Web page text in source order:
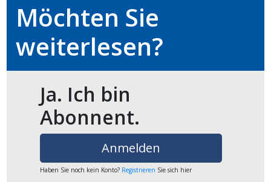
Möchten Sie
weiterlesen?
Ja. Ich bin
Abonnent.
Anmelden
Haben Sie noch kein Konto? Registrieren Sie sich hier